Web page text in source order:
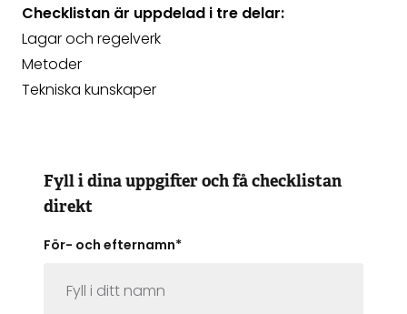
Checklistan är uppdelad i tre delar:
Lagar och regelverk
Metoder
Tekniska kunskaper
Fyll i dina uppgifter och få checklistan
direkt
För- och efternamn*